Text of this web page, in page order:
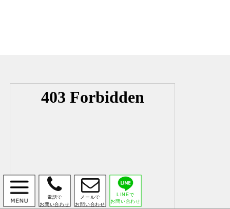

電話で
お問い合わせ

メールで
お問い合わせ
LINEで
お問い合わせ